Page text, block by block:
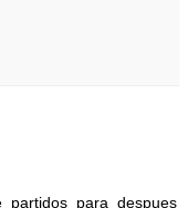
para despues